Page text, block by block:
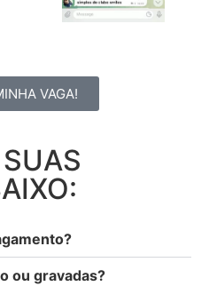
VAGA!
ou gravadas?